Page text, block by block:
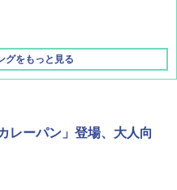
グをもっと見る
ドック)ソロ ドーム 1 EX BDK
ソロキャンプ ポリエステル フ
レーパン」登場、大人向